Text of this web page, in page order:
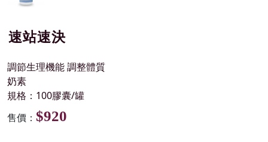
速站速決
調節生理機能 調整體質
奶素
規格：100膠囊/罐
售價： $920